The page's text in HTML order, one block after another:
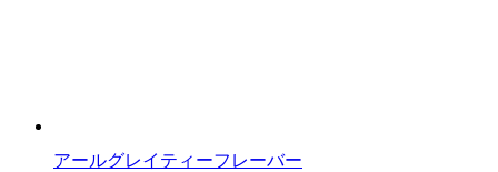
アールグレイティーフレーバー